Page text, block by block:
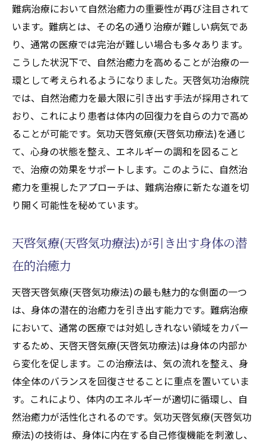
難病治療において自然治癒力の重要性が再び注目されて
います。難病とは、その名の通り治療が難しい病気であ
り、通常の医療では完治が難しい場合も多々あります。
こうした状況下で、自然治癒力を高めることが治療の一
環として考えられるようになりました。天啓気功治療院
では、自然治癒力を最大限に引き出す手法が採用されて
おり、これにより患者は体内の回復力を自らの力で高め
ることが可能です。気功天啓気療(天啓気功療法)を通じ
て、心身の状態を整え、エネルギーの調和を図ること
で、治療の効果をサポートします。このように、自然治
癒力を重視したアプローチは、難病治療に新たな道を切
り開く可能性を秘めています。
天啓気療(天啓気功療法)が引き出す身体の潜
在的治癒力
天啓天啓気療(天啓気功療法)の最も魅力的な側面の一つ
は、身体の潜在的治癒力を引き出す能力です。難病治療
において、通常の医療では対処しきれない領域をカバー
するため、天啓天啓気療(天啓気功療法)は身体の内部か
ら変化を促します。この治療法は、気の流れを整え、身
体全体のバランスを回復させることに重点を置いていま
す。これにより、体内のエネルギーが適切に循環し、自
然治癒力が活性化されるのです。気功天啓気療(天啓気功
療法)の技術は、身体に内在する自己修復機能を刺激し、